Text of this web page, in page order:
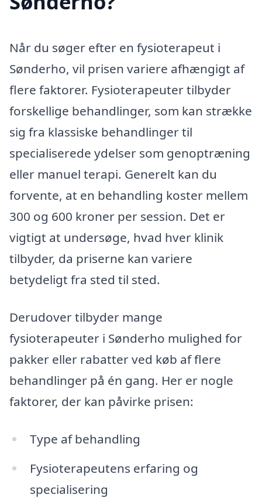
Når du søger efter en fysioterapeut i
Sønderho, vil prisen variere afhængigt af
flere faktorer. Fysioterapeuter tilbyder
forskellige behandlinger, som kan strække
sig fra klassiske behandlinger til
specialiserede ydelser som genoptræning
eller manuel terapi. Generelt kan du
forvente, at en behandling koster mellem
300 og 600 kroner per session. Det er
vigtigt at undersøge, hvad hver klinik
tilbyder, da priserne kan variere
betydeligt fra sted til sted.
Derudover tilbyder mange
fysioterapeuter i Sønderho mulighed for
pakker eller rabatter ved køb af flere
behandlinger på én gang. Her er nogle
faktorer, der kan påvirke prisen:
Type af behandling
Fysioterapeutens erfaring og
specialisering